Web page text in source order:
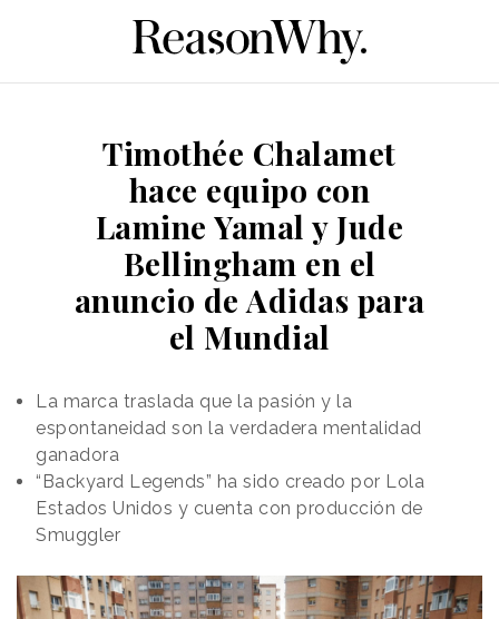
Timothée Chalamet
hace equipo con
Lamine Yamal y Jude
Bellingham en el
anuncio de Adidas para
el Mundial
La marca traslada que la pasión y la
espontaneidad son la verdadera mentalidad
ganadora
“Backyard Legends” ha sido creado por Lola
Estados Unidos y cuenta con producción de
Smuggler